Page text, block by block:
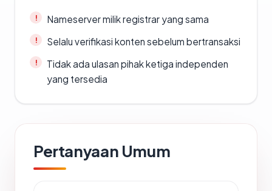
Nameserver milik registrar yang sama
Selalu verifikasi konten sebelum bertransaksi
Tidak ada ulasan pihak ketiga independen
yang tersedia
Pertanyaan Umum